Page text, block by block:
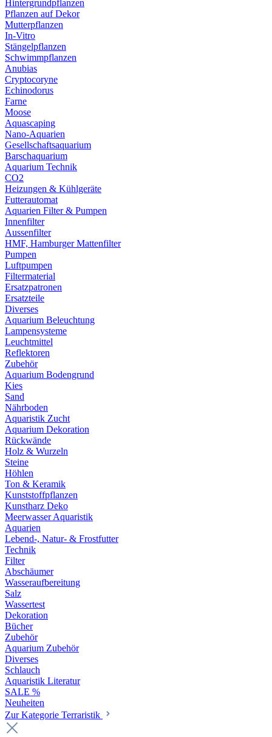
Hintergrundpflanzen
Pflanzen auf Dekor
Mutterpflanzen
In-Vitro
Stängelpflanzen
Schwimmpflanzen
Anubias
Cryptocoryne
Echinodorus
Farne
Moose
Aquascaping
Nano-Aquarien
Gesellschaftsaquarium
Barschaquarium
Aquarium Technik
CO2
Heizungen & Kühlgeräte
Futterautomat
Aquarien Filter & Pumpen
Innenfilter
Aussenfilter
HMF, Hamburger Mattenfilter
Pumpen
Luftpumpen
Filtermaterial
Ersatzpatronen
Ersatzteile
Diverses
Aquarium Beleuchtung
Lampensysteme
Leuchtmittel
Reflektoren
Zubehör
Aquarium Bodengrund
Kies
Sand
Nährboden
Aquaristik Zucht
Aquarium Dekoration
Rückwände
Holz & Wurzeln
Steine
Höhlen
Ton & Keramik
Kunststoffpflanzen
Kunstharz Deko
Meerwasser Aquaristik
Aquarien
Lebend-, Natur- & Frostfutter
Technik
Filter
Abschäumer
Wasseraufbereitung
Salz
Wassertest
Dekoration
Bücher
Zubehör
Aquarium Zubehör
Diverses
Schlauch
Aquaristik Literatur
SALE %
Neuheiten
Zur Kategorie Terraristik